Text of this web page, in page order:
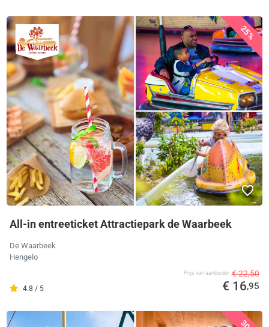
25%
All-in entreeticket Attractiepark de Waarbeek
De Waarbeek
Hengelo
4.8 / 5
Prijs van aanbieder € 22,50
€ 16,95